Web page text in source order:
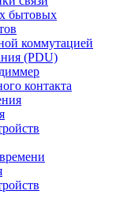
бытовых
коммутацией
(PDU)
контакта